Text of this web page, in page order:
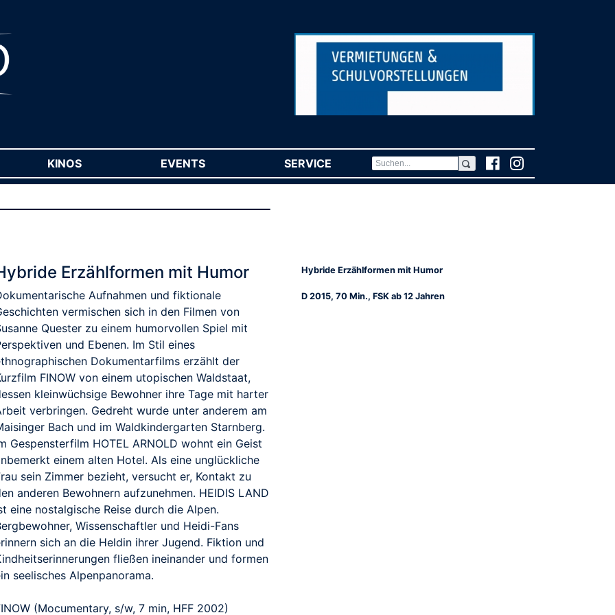
KINOS EVENTS SERVICE (CURRENT)
Erzählformen mit Humor
Aufnahmen und fiktionale
vermischen sich in den Filmen von
Quester zu einem humorvollen Spiel mit
und Ebenen. Im Stil eines
Dokumentarfilms erzählt der
FINOW von einem utopischen Waldstaat,
kleinwüchsige Bewohner ihre Tage mit harter
verbringen. Gedreht wurde unter anderem am
Bach und im Waldkindergarten Starnberg.
Gespensterfilm HOTEL ARNOLD wohnt ein Geist
einem alten Hotel. Als eine unglückliche
sein Zimmer bezieht, versucht er, Kontakt zu
anderen Bewohnern aufzunehmen. HEIDIS LAND
eine nostalgische Reise durch die Alpen.
Wissenschaftler und Heidi-Fans
sich an die Heldin ihrer Jugend. Fiktion und
fließen ineinander und formen
seelisches Alpenpanorama.
(Mocumentary, s/w, 7 min, HFF 2002)
Hybride Erzählformen mit Humor
D 2015, 70 Min., FSK ab 12 Jahren